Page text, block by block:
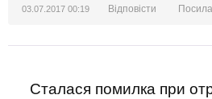
03.07.2017 00:19 Відповісти
Сталася помилка при